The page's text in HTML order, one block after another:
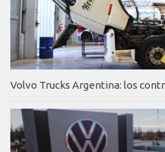
Volvo Trucks Argentina: los